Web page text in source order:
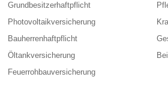
Grundbesitzerhaftpflicht
Photovoltaikversicherung
Bauherrenhaftpflicht
Öltankversicherung
Feuerrohbauversicherung